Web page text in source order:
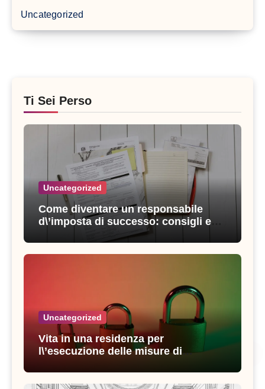
Uncategorized
Ti Sei Perso
Uncategorized
Come diventare un responsabile
d\’imposta di successo: consigli e
strategie vincenti
Uncategorized
Vita in una residenza per
l\’esecuzione delle misure di